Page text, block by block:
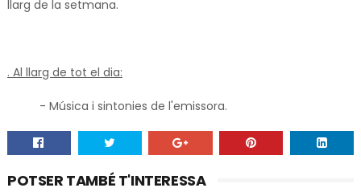
llarg de la setmana.
. Al llarg de tot el dia:
- Música i sintonies de l'emissora.
POTSER TAMBÉ T'INTERESSA